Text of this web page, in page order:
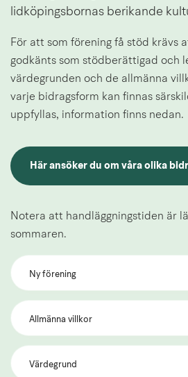
lidköpingsbornas berikande
För att som förening få stöd krävs
godkänts som stödberättigad och
värdegrunden och de allmänna
varje bidragsform kan finnas
uppfyllas, information finns nedan.
Här ansöker du om våra olika
Länk till annan webbplats.
Notera att handläggningstiden är
sommaren.
Ny förening
Allmänna villkor
Värdegrund